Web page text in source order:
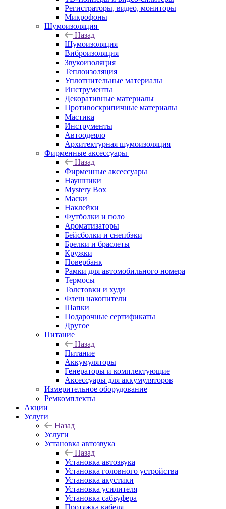
Регистраторы, видео, мониторы
Микрофоны
Шумоизоляция
Назад
Шумоизоляция
Виброизоляция
Звукоизоляция
Теплоизоляция
Уплотнительные материалы
Инструменты
Декоративные материалы
Противоскрипичные материалы
Мастика
Инструменты
Автоодеяло
Архитектурная шумоизоляция
Фирменные аксессуары
Назад
Фирменные аксессуары
Наушники
Mystery Box
Маски
Наклейки
Футболки и поло
Ароматизаторы
Бейсболки и снепбэки
Брелки и браслеты
Кружки
Повербанк
Рамки для автомобильного номера
Термосы
Толстовки и худи
Флеш накопители
Шапки
Подарочные сертификаты
Другое
Питание
Назад
Питание
Аккумуляторы
Генераторы и комплектующие
Аксессуары для аккумуляторов
Измерительное оборудование
Ремкомплекты
Акции
Услуги
Назад
Услуги
Установка автозвука
Назад
Установка автозвука
Установка головного устройства
Установка акустики
Установка усилителя
Установка сабвуфера
Протяжка кабеля